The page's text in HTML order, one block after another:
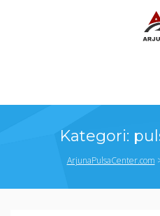
Kategori:
ArjunaPulsaCenter.com